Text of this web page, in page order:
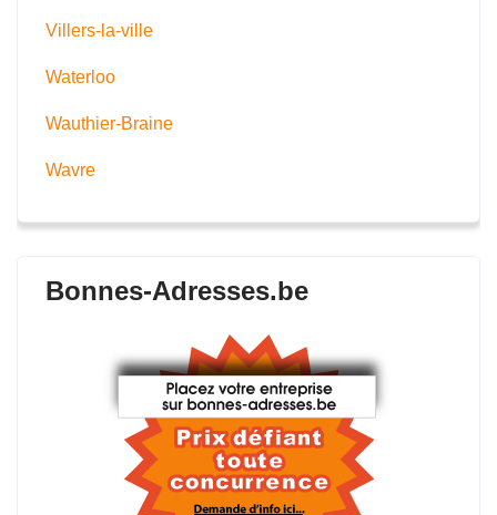
Villers-la-ville
Waterloo
Wauthier-Braine
Wavre
Bonnes-Adresses.be